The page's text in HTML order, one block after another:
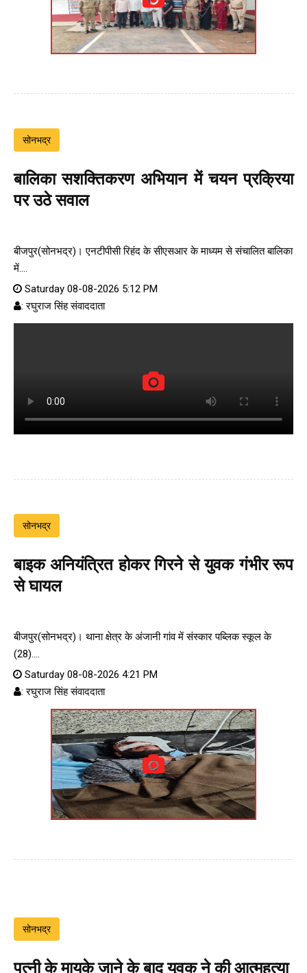
सोनभद्र
बालिका सशक्तिकरण अभियान में चयन प्रक्रिया
पर उठे सवाल
बीजपुर(सोनभद्र)। एनटीपीसी रिहंद के सीएसआर के माध्यम से संचालित बालिका
में....
Saturday 08-08-2026 5:12 PM
: रघुराज सिंह संवाददाता
सोनभद्र
बाइक अनियंत्रित होकर गिरने से युवक गंभीर रूप
से घायल
बीजपुर(सोनभद्र)। थाना क्षेत्र के अंजानी गांव में संस्कार पब्लिक स्कूल के
(28)....
Saturday 08-08-2026 4:21 PM
: रघुराज सिंह संवाददाता
सोनभद्र
पत्नी के मायके जाने के बाद युवक ने की आत्महत्या